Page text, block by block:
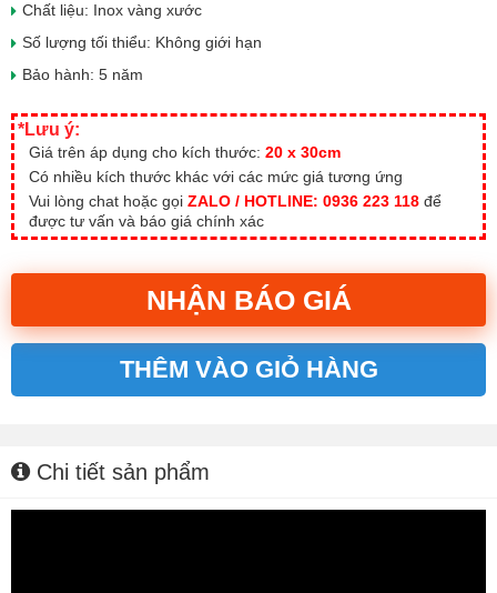
Chất liệu: Inox vàng xước
Số lượng tối thiểu: Không giới hạn
Bảo hành: 5 năm
*Lưu ý:
Giá trên áp dụng cho kích thước: 20 x 30cm
Có nhiều kích thước khác với các mức giá tương ứng
Vui lòng chat hoặc gọi ZALO / HOTLINE: 0936 223 118 để
được tư vấn và báo giá chính xác
NHẬN BÁO GIÁ
THÊM VÀO GIỎ HÀNG
Chi tiết sản phẩm